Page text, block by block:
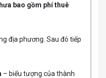
bao gồm phí thuê
địa phương. Sau đó tiếp
– biểu tượng của thành